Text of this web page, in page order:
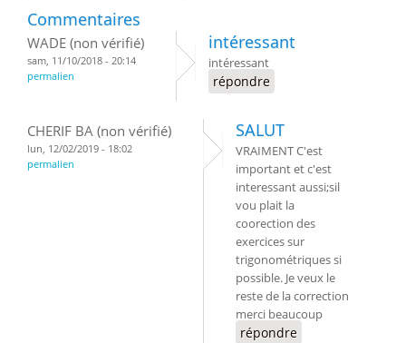
Commentaires
WADE (non vérifié)
sam, 11/10/2018 - 20:14
permalien
intéressant
intéressant
répondre
CHERIF BA (non vérifié)
lun, 12/02/2019 - 18:02
permalien
SALUT
VRAIMENT C'est
important et c'est
interessant aussi;sil
vou plait la
coorection des
exercices sur
trigonométriques si
possible. Je veux le
reste de la correction
merci beaucoup
répondre